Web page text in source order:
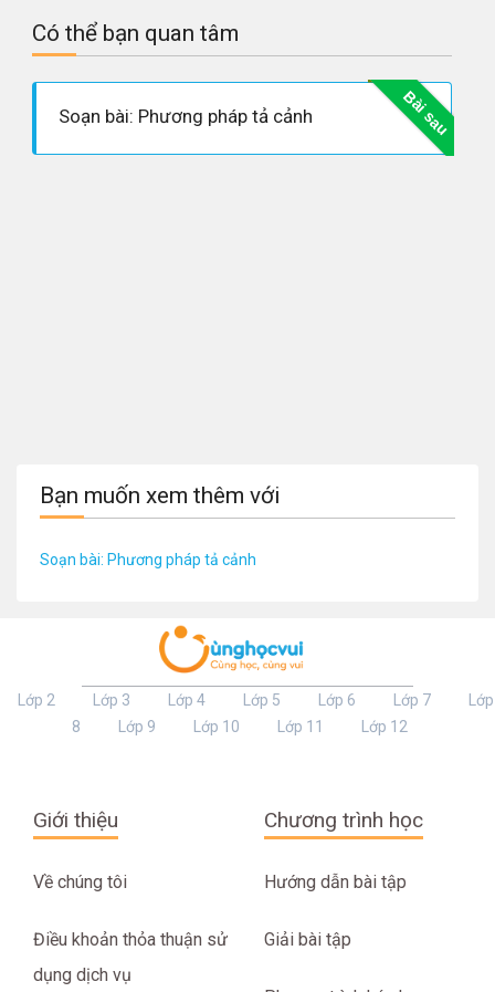
Có thể bạn quan tâm
Bài sau
Soạn bài: Phương pháp tả cảnh
Bạn muốn xem thêm với
Soạn bài: Phương pháp tả cảnh
Lớp 2 Lớp 3 Lớp 4 Lớp 5 Lớp 6 Lớp 7
Lớp
8
Lớp 9 Lớp 10 Lớp 11 Lớp 12
Giới thiệu
Về chúng tôi
Điều khoản thỏa thuận sử
dụng dịch vụ
Chương trình học
Hướng dẫn bài tập
Giải bài tập